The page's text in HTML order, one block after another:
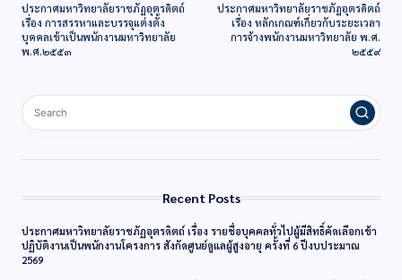
ประกาศมหาวิทยาลัยราชภัฏอุตรดิตถ์
เรื่อง การสรรหาและบรรจุแต่งตั้ง
บุคคลเข้าเป็นพนักงานมหาวิทยาลัย
พ.ศ.๒๕๕๓
ประกาศมหาวิทยาลัยราชภัฏอุตรดิตถ์
เรื่อง หลักเกณฑ์เกี่ยวกับระยะเวลา
การจ้างพนักงานมหาวิทยาลัย พ.ศ.
๒๕๕๙
Recent Posts
ประกาศมหาวิทยาลัยราชภัฏอุตรดิตถ์ เรื่อง รายชื่อบุคคลทั่วไปผู้มีสิทธิ์คัดเลือกเข้า
ปฏิบัติงานเป็นพนักงานโครงการ สังกัดศูนย์ดูแลผู้สูงอายุ ครั้งที่ 6 ปีงบประมาณ
2569